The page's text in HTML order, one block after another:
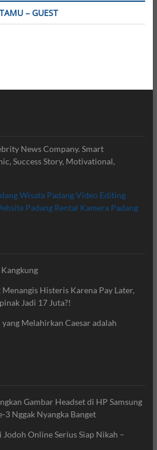
– GUEST
News Company. Smart
Success Story, Motivational,
Wisata PadangVideo Editing
Padang Rental Kamera Padang
Histeris Karena Pay Later,
Jadi 17 Juta?!
Melahirkan Caesar adalah
Gambar Headset di HP Samsung
3 Nggak Nyangka Banget
Jodoh Online Serius Siap Nikah –